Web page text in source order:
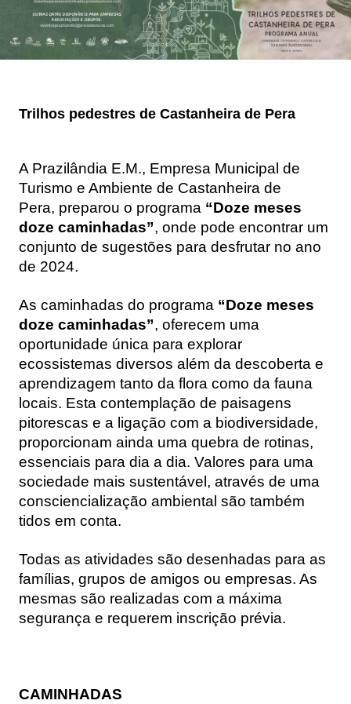
Trilhos pedestres de Castanheira de Pera
A Prazilândia E.M., Empresa Municipal de
Turismo e Ambiente de Castanheira de
Pera, preparou o programa “Doze meses
doze caminhadas”, onde pode encontrar um
conjunto de sugestões para desfrutar no ano
de 2024.
As caminhadas do programa “Doze meses
doze caminhadas”, oferecem uma
oportunidade única para explorar
ecossistemas diversos além da descoberta e
aprendizagem tanto da flora como da fauna
locais. Esta contemplação de paisagens
pitorescas e a ligação com a biodiversidade,
proporcionam ainda uma quebra de rotinas,
essenciais para dia a dia. Valores para uma
sociedade mais sustentável, através de uma
consciencialização ambiental são também
tidos em conta.
Todas as atividades são desenhadas para as
famílias, grupos de amigos ou empresas. As
mesmas são realizadas com a máxima
segurança e requerem inscrição prévia.
CAMINHADAS